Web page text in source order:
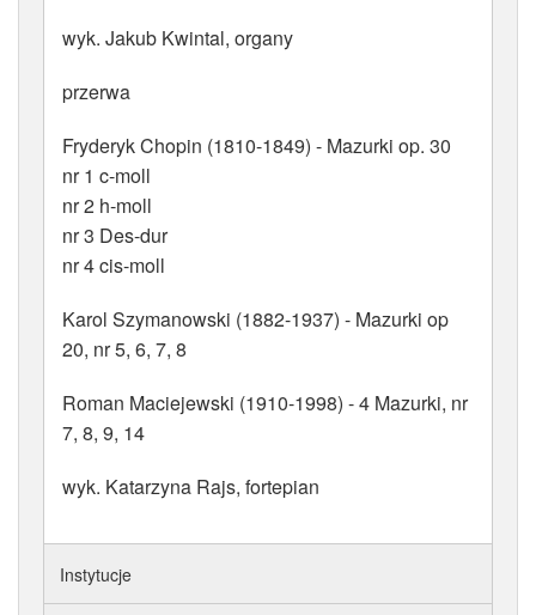
wyk. Jakub Kwintal, organy
przerwa
Fryderyk Chopin (1810-1849) - Mazurki op. 30
nr 1 c-moll
nr 2 h-moll
nr 3 Des-dur
nr 4 cis-moll
Karol Szymanowski (1882-1937) - Mazurki op
20, nr 5, 6, 7, 8
Roman Maciejewski (1910-1998) - 4 Mazurki, nr
7, 8, 9, 14
wyk. Katarzyna Rajs, fortepian
Instytucje